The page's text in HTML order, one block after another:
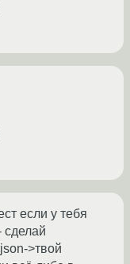
если у тебя
сделай
>твой